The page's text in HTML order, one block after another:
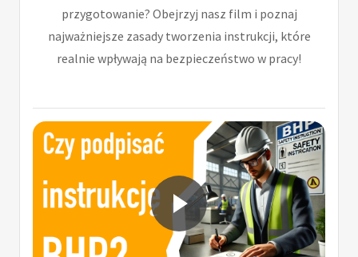
przygotowanie? Obejrzyj nasz film i poznaj
najważniejsze zasady tworzenia instrukcji, które
realnie wpływają na bezpieczeństwo w pracy!